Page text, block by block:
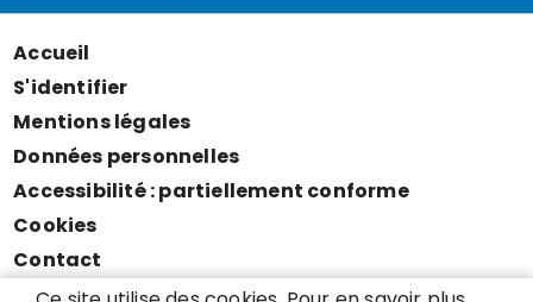
Menu
Pied
de
page
Accueil
S'identifier
Mentions légales
Données personnelles
Accessibilité : partiellement conforme
Cookies
Contact
Presse